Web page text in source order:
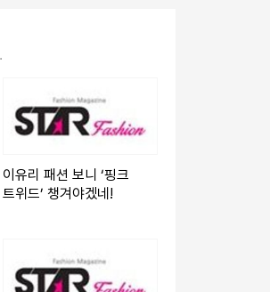
이유리 패션 보니 ‘핑크
트위드’ 챙겨야겠네!